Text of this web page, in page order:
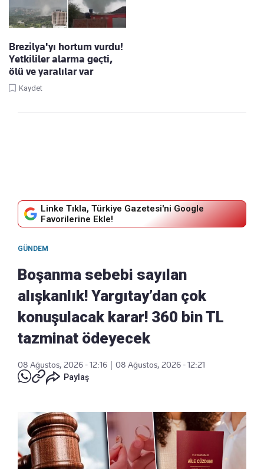
Brezilya'yı hortum vurdu!
Yetkililer alarma geçti,
ölü ve yaralılar var
Kaydet
Linke Tıkla, Türkiye Gazetesi'ni Google
Favorilerine Ekle!
GÜNDEM
Boşanma sebebi sayılan
alışkanlık! Yargıtay’dan çok
konuşulacak karar! 360 bin TL
tazminat ödeyecek
08 Ağustos, 2026 - 12:16
08 Ağustos, 2026 - 12:21
Paylaş